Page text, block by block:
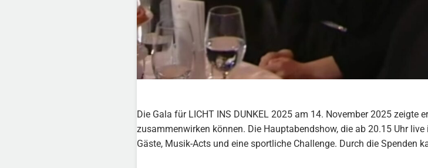
Die Gala für LICHT INS DUNKEL 2025 am 14. November 2025
zusammenwirken können. Die Hauptabendshow, die ab 20.15 Uhr
Gäste, Musik-Acts und eine sportliche Challenge. Durch die Spenden